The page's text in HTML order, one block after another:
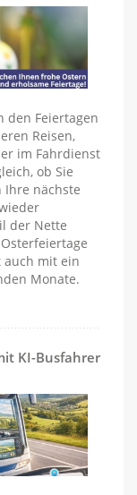
den Feiertagen
Reisen,
im Fahrdienst
ob Sie
Ihre nächste
der Nette
auch mit ein
Monate.
KI-Busfahrer